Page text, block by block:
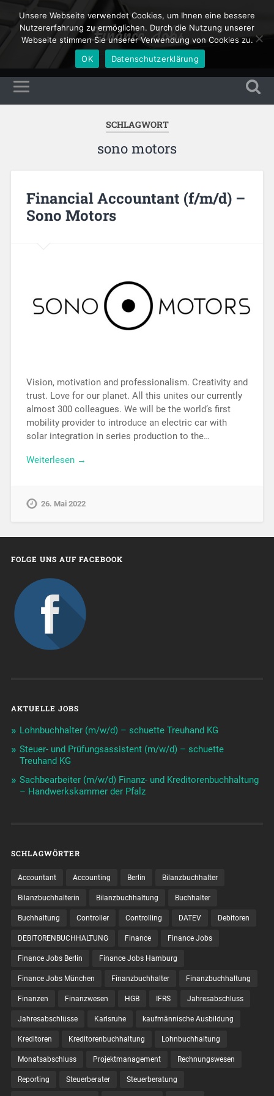
Finance Jobs
SCHLAGWORT
sono motors
Financial Accountant (f/m/d) –
Sono Motors
Vision, motivation and professionalism. Creativity and
trust. Love for our planet. All this unites our currently
almost 300 colleagues. We will be the world’s first
mobility provider to introduce an electric car with
solar integration in series production to the…
Weiterlesen →
26. Mai 2022
FOLGE UNS AUF FACEBOOK
AKTUELLE JOBS
Lohnbuchhalter (m/w/d) – schuette Treuhand KG
Steuer- und Prüfungsassistent (m/w/d) – schuette
Treuhand KG
Sachbearbeiter (m/w/d) Finanz- und Kreditorenbuchhaltung
– Handwerkskammer der Pfalz
SCHLAGWÖRTER
Accountant Accounting Berlin Bilanzbuchhalter
Bilanzbuchhalterin Bilanzbuchhaltung Buchhalter
Buchhaltung Controller Controlling DATEV Debitoren
DEBITORENBUCHHALTUNG Finance Finance Jobs
Finance Jobs Berlin Finance Jobs Hamburg
Finance Jobs München Finanzbuchhalter Finanzbuchhaltung
Finanzen Finanzwesen HGB IFRS Jahresabschluss
Jahresabschlüsse Karlsruhe kaufmännische Ausbildung
Kreditoren Kreditorenbuchhaltung Lohnbuchhaltung
Monatsabschluss Projektmanagement Rechnungswesen
Reporting Steuerberater Steuerberatung
Unsere Webseite verwendet Cookies, um Ihnen eine bessere
Nutzererfahrung zu ermöglichen. Durch die Nutzung unserer
Webseite stimmen Sie unserer Verwendung von Cookies zu.
OK
Datenschutzerklärung